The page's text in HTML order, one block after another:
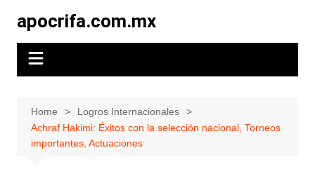
content
apocrifa.com.mx
Home
Logros Internacionales
Achraf Hakimi: Éxitos con la selección nacional, Torneos
importantes, Actuaciones